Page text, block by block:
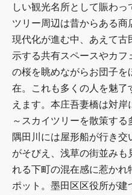
しい観光名所として賑わ
ツリー周辺は昔からある商
現代化が進む中、あえて
示する共有スペースやカ
の桜を眺めながらお団子
在。これも多くの人を魅
えます。本庄吾妻橋は対
～スカイツリーを散策する
隅田川には屋形船が行き
がそびえ、浅草の街並み
れる下町の混在感に惹かれ
ポット。墨田区区役所が